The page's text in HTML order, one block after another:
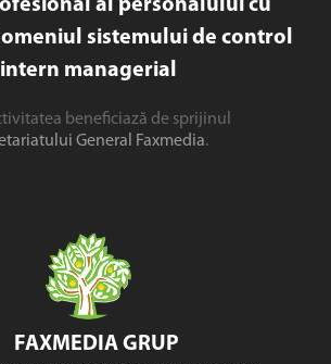
al personalului cu
sistemului de control
intern managerial
beneficiază de sprijinul
General Faxmedia.
FAXMEDIA GRUP